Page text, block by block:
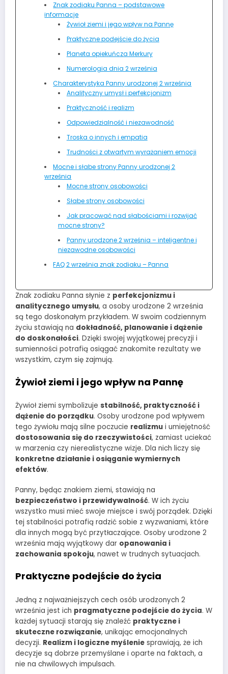
Znak zodiaku Panna – podstawowe
informacje
Żywioł ziemi i jego wpływ na Pannę
Praktyczne podejście do życia
Planeta opiekuńcza Merkury
Numerologia dnia 2 września
Charakterystyka Panny urodzonej 2 września
Analityczny umysł i perfekcjonizm
Praktyczność i realizm
Odpowiedzialność i niezawodność
Troska o innych i empatia
Trudności z otwartym wyrażaniem emocji
Mocne i słabe strony Panny urodzonej 2
września
Mocne strony osobowości
Słabe strony osobowości
Jak pracować nad słabościami i rozwijać
mocne strony?
Panny urodzone 2 września – inteligentne i
niezawodne osobowości
FAQ 2 września znak zodiaku – Panna
Znak zodiaku Panna słynie z perfekcjonizmu i
analitycznego umysłu, a osoby urodzone 2 września
są tego doskonałym przykładem. W swoim codziennym
życiu stawiają na dokładność, planowanie i dążenie
do doskonałości. Dzięki swojej wyjątkowej precyzji i
sumienności potrafią osiągać znakomite rezultaty we
wszystkim, czym się zajmują.
Żywioł ziemi i jego wpływ na Pannę
Żywioł ziemi symbolizuje stabilność, praktyczność i
dążenie do porządku. Osoby urodzone pod wpływem
tego żywiołu mają silne poczucie realizmu i umiejętność
dostosowania się do rzeczywistości, zamiast uciekać
w marzenia czy nierealistyczne wizje. Dla nich liczy się
konkretne działanie i osiąganie wymiernych
efektów.
Panny, będąc znakiem ziemi, stawiają na
bezpieczeństwo i przewidywalność. W ich życiu
wszystko musi mieć swoje miejsce i swój porządek. Dzięki
tej stabilności potrafią radzić sobie z wyzwaniami, które
dla innych mogą być przytłaczające. Osoby urodzone 2
września mają wyjątkowy dar opanowania i
zachowania spokoju, nawet w trudnych sytuacjach.
Praktyczne podejście do życia
Jedną z najważniejszych cech osób urodzonych 2
września jest ich pragmatyczne podejście do życia. W
każdej sytuacji starają się znaleźć praktyczne i
skuteczne rozwiązanie, unikając emocjonalnych
decyzji. Realizm i logiczne myślenie sprawiają, że ich
decyzje są dobrze przemyślane i oparte na faktach, a
nie na chwilowych impulsach.